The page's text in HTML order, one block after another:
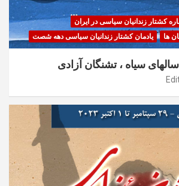
کشتار زندانیان سیاسی در ایران
ها یادمان کشتار زندانیان سیاسی دهه شصت
سیاه ، تشنگان آزادی